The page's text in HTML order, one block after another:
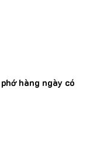
hàng ngày có